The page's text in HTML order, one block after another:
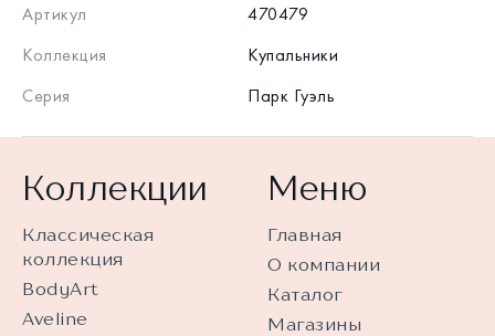
Артикул
470479
Коллекция
Купальники
Серия
Парк Гуэль
Коллекции
Классическая
коллекция
BodyArt
Aveline
Меню
Главная
О компании
Каталог
Магазины